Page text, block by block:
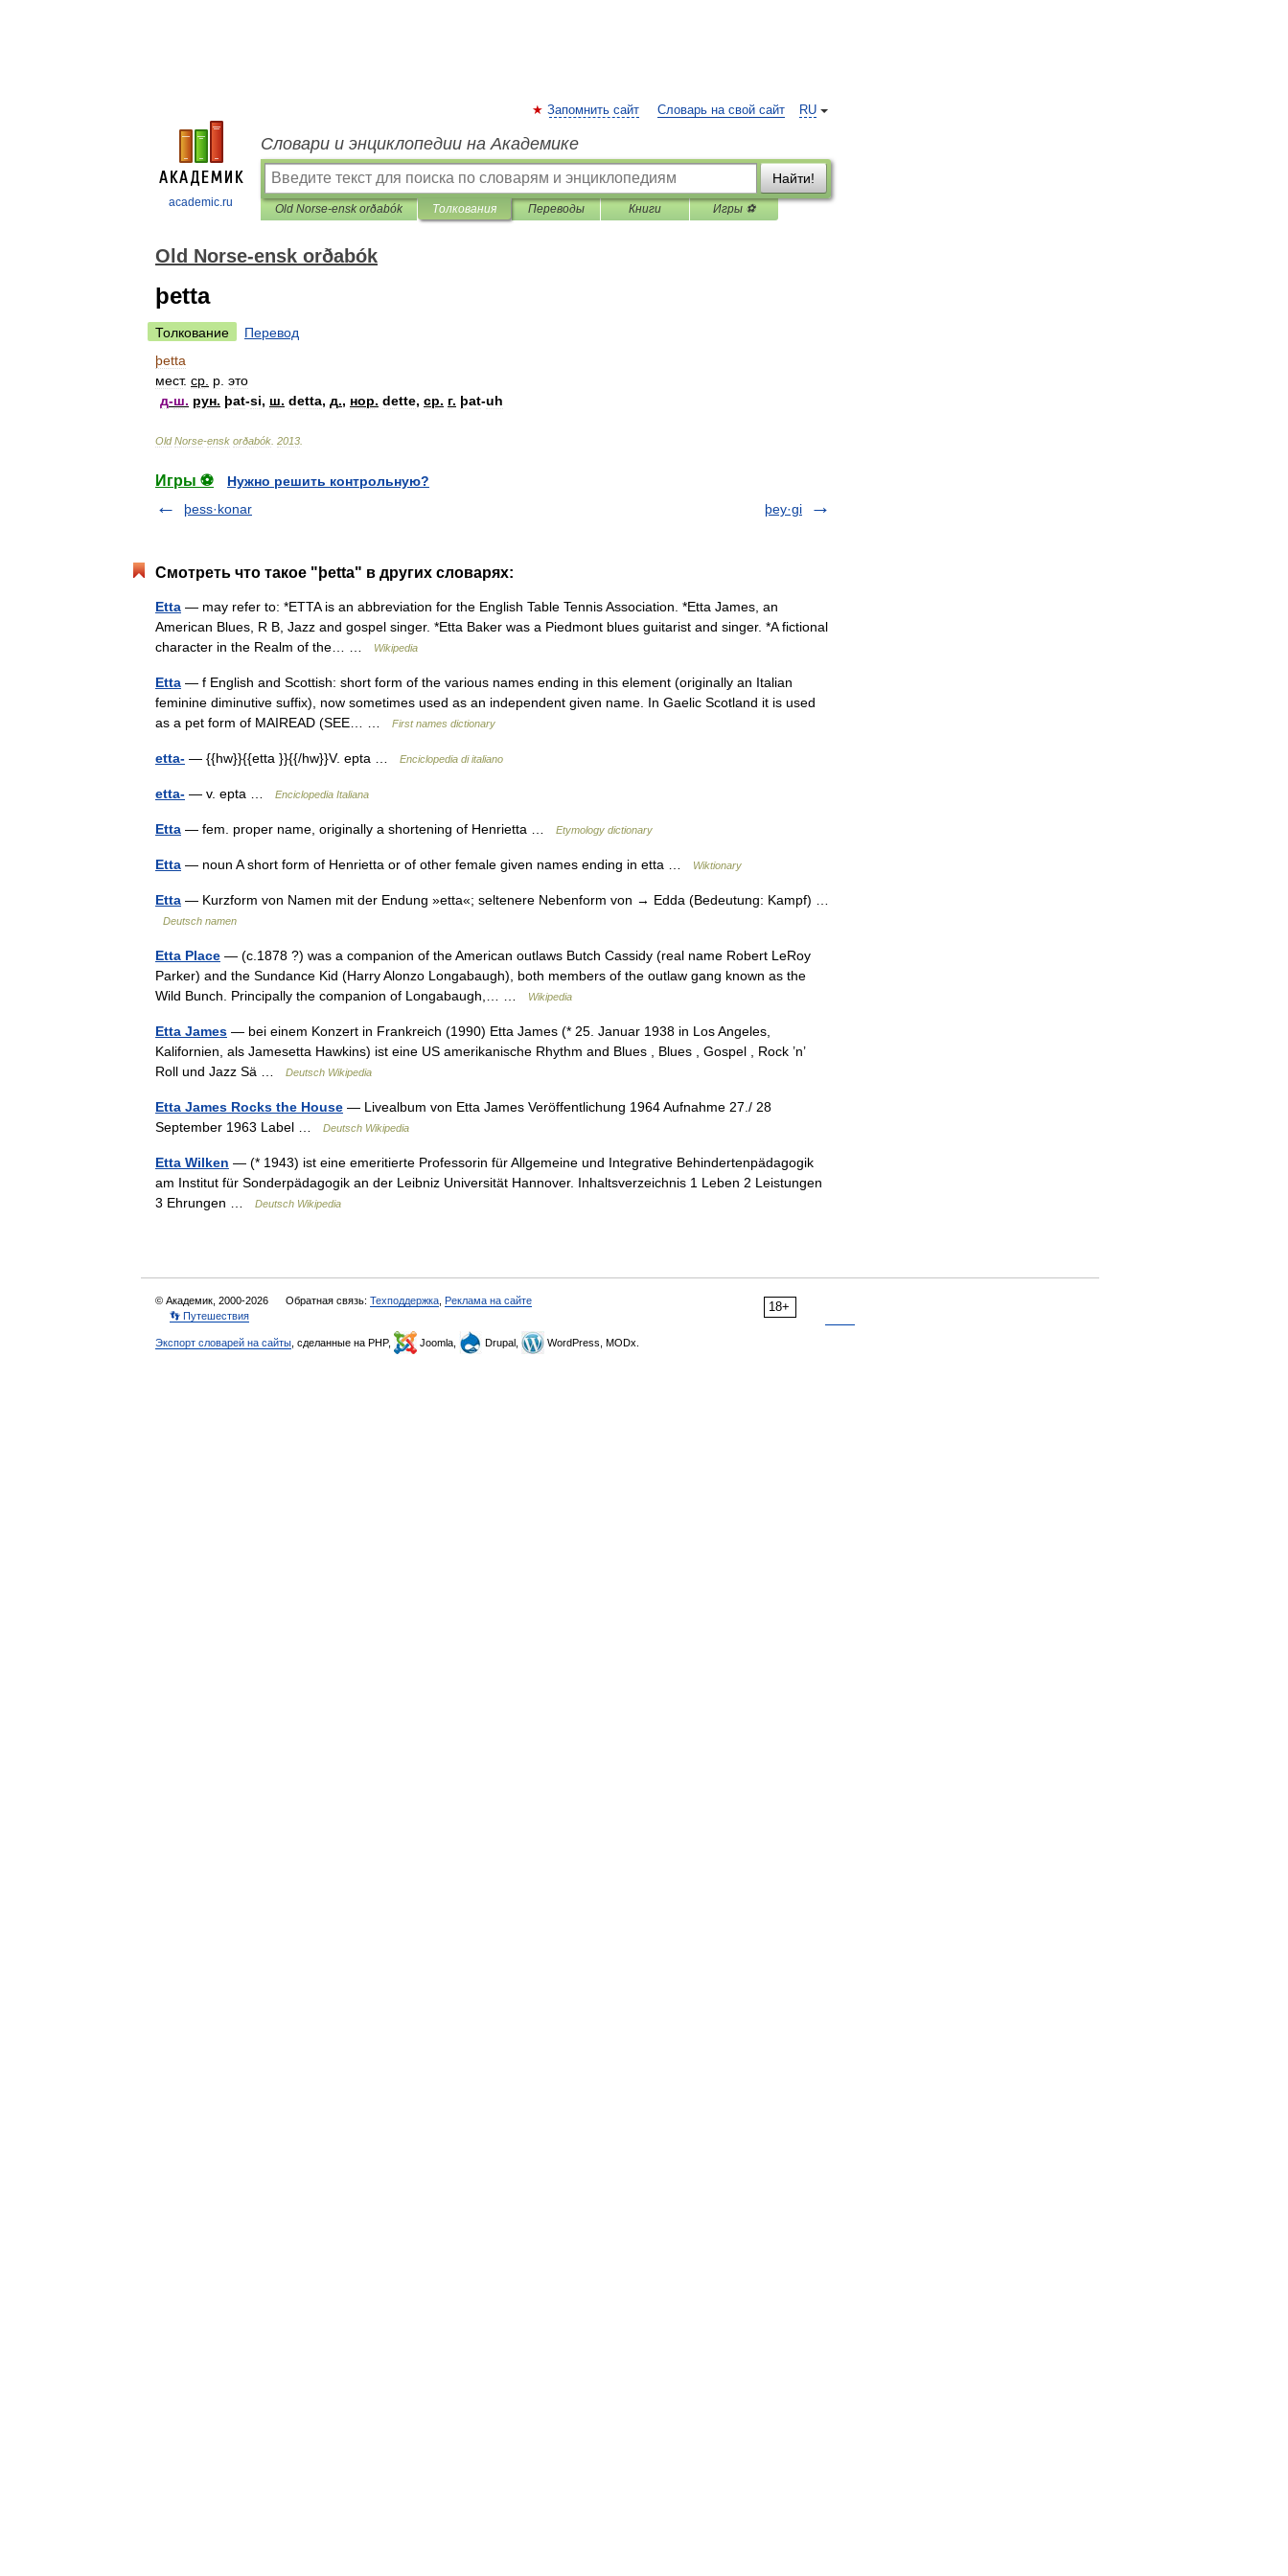
academic.ru
RU
Запомнить сайт Словарь на свой сайт
Словари и энциклопедии на Академике
Найти!
Old Norse-ensk orðabók Толкования Переводы Книги Игры ⚽
Old Norse-ensk orðabók
þetta
Толкование
Перевод
þetta
мест. ср р это
д-ш. рун. þat-si, ш. detta, д., нор. dette, ср. г. þat-uh
Old Norse-ensk orðabók 2013
Игры ⚽
Нужно решить контрольную?
þess·konar
þey·gi
Смотреть что такое "þetta" в других словарях:
Etta — may refer to: *ETTA is an abbreviation for the English Table Tennis Association. *Etta James, an
American Blues, R B, Jazz and gospel singer. *Etta Baker was a Piedmont blues guitarist and singer. *A fictional
character in the Realm of the… …
Wikipedia
Etta — f English and Scottish: short form of the various names ending in this element (originally an Italian
feminine diminutive suffix), now sometimes used as an independent given name. In Gaelic Scotland it is used
as a pet form of MAIREAD (SEE… …
First names dictionary
etta- — {{hw}}{{etta }}{{/hw}}V. epta … Enciclopedia di italiano
etta- — v. epta … Enciclopedia Italiana
Etta — fem. proper name, originally a shortening of Henrietta … Etymology dictionary
Etta — noun A short form of Henrietta or of other female given names ending in etta … Wiktionary
Etta — Kurzform von Namen mit der Endung »etta«; seltenere Nebenform von → Edda (Bedeutung: Kampf) …
Deutsch namen
Etta Place — (c.1878 ?) was a companion of the American outlaws Butch Cassidy (real name Robert LeRoy
Parker) and the Sundance Kid (Harry Alonzo Longabaugh), both members of the outlaw gang known as the
Wild Bunch. Principally the companion of Longabaugh,… …
Wikipedia
Etta James — bei einem Konzert in Frankreich (1990) Etta James (* 25. Januar 1938 in Los Angeles,
Kalifornien, als Jamesetta Hawkins) ist eine US amerikanische Rhythm and Blues , Blues , Gospel , Rock ’n’
Roll und Jazz Sä …
Deutsch Wikipedia
Etta James Rocks the House — Livealbum von Etta James Veröffentlichung 1964 Aufnahme 27./ 28
September 1963 Label …
Deutsch Wikipedia
Etta Wilken — (* 1943) ist eine emeritierte Professorin für Allgemeine und Integrative Behindertenpädagogik
am Institut für Sonderpädagogik an der Leibniz Universität Hannover. Inhaltsverzeichnis 1 Leben 2 Leistungen
3 Ehrungen …
Deutsch Wikipedia
18+
© Академик, 2000-2026 Обратная связь: Техподдержка Реклама на сайте
👣 Путешествия
Экспорт словарей на сайты , сделанные на PHP, Joomla, Drupal, WordPress, MODx.